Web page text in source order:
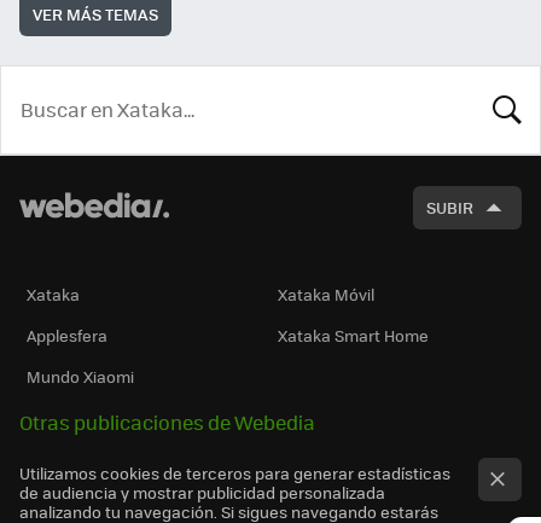
VER MÁS TEMAS
SUBIR
Xataka
Xataka Móvil
Applesfera
Xataka Smart Home
Mundo Xiaomi
Otras publicaciones de Webedia
Utilizamos cookies de terceros para generar estadísticas
de audiencia y mostrar publicidad personalizada
analizando tu navegación. Si sigues navegando estarás